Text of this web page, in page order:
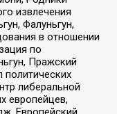
извлечения
Фалуньгун,
в отношении
по
Пражский
либеральной
европейцев,